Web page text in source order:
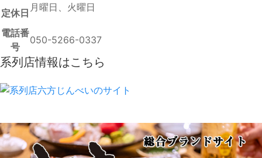
定休日 月曜日、火曜日
電話番
号
050-5266-0337
系列店情報はこちら